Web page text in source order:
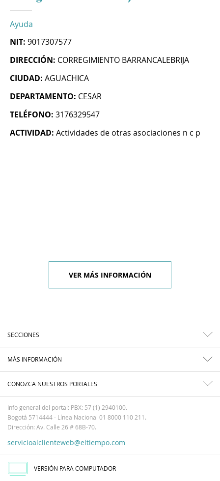
Ayuda
NIT: 9017307577
DIRECCIÓN: CORREGIMIENTO BARRANCALEBRIJA
CIUDAD: AGUACHICA
DEPARTAMENTO: CESAR
TELÉFONO: 3176329547
ACTIVIDAD: Actividades de otras asociaciones n c p
VER MÁS INFORMACIÓN
SECCIONES
MÁS INFORMACIÓN
CONOZCA NUESTROS PORTALES
Info general del portal: PBX: 57 (1) 2940100.
Bogotá 5714444 - Línea Nacional 01 8000 110 211.
Dirección: Av. Calle 26 # 68B-70.
servicioalclienteweb@eltiempo.com
VERSIÓN PARA COMPUTADOR